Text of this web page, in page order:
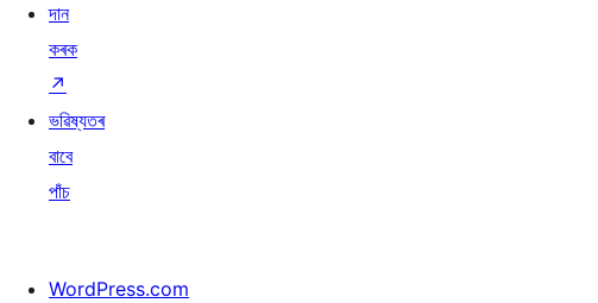
দান
কৰক
↗
ভৱিষ্যতৰ
বাবে
পাঁচ
WordPress.com